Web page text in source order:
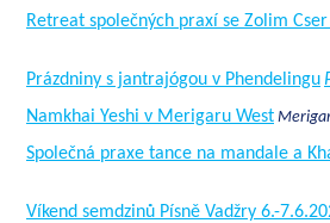
Retreat společných praxí se Zolim
Prázdniny s jantrajógou v Phendelingu
Namkhai Yeshi v Merigaru West
Společná praxe tance na mandale a
Víkend semdzinů Písně Vadžry 6.-